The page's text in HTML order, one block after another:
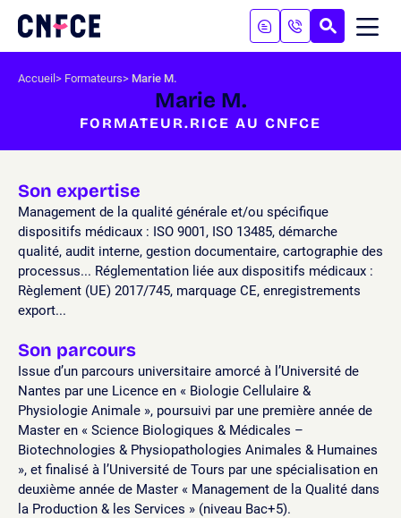
contenu
à
recherche
Logo
site
Accueil Formateurs Marie M.
Marie M.
FORMATEUR.RICE AU CNFCE
Son expertise
Management de la qualité générale et/ou spécifique
dispositifs médicaux : ISO 9001, ISO 13485, démarche
qualité, audit interne, gestion documentaire, cartographie des
processus... Réglementation liée aux dispositifs médicaux :
Règlement (UE) 2017/745, marquage CE, enregistrements
export...
Son parcours
Issue d’un parcours universitaire amorcé à l’Université de
Nantes par une Licence en « Biologie Cellulaire &
Physiologie Animale », poursuivi par une première année de
Master en « Science Biologiques & Médicales –
Biotechnologies & Physiopathologies Animales & Humaines
», et finalisé à l’Université de Tours par une spécialisation en
deuxième année de Master « Management de la Qualité dans
la Production & les Services » (niveau Bac+5).